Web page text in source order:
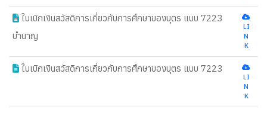
ใบเบิกเงินสวัสดิการเกี่ยวกับการศึกษาของบุตร แบบ 7223
บำนาญ
LI
N
K
ใบเบิกเงินสวัสดิการเกี่ยวกับการศึกษาของบุตร แบบ 7223
LI
N
K